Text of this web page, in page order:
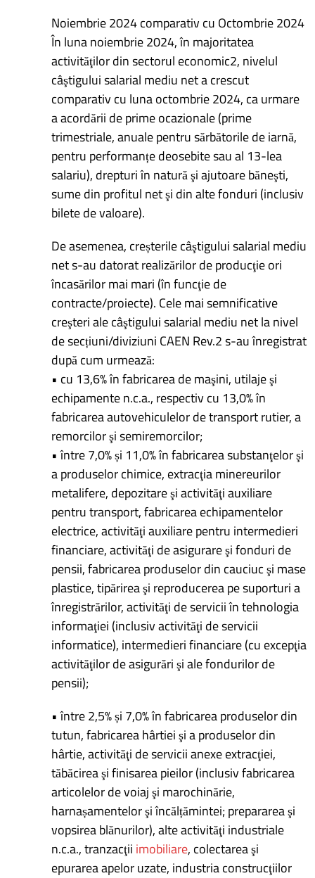
Noiembrie 2024 comparativ cu Octombrie 2024
În luna noiembrie 2024, în majoritatea
activităţilor din sectorul economic2, nivelul
câştigului salarial mediu net a crescut
comparativ cu luna octombrie 2024, ca urmare
a acordării de prime ocazionale (prime
trimestriale, anuale pentru sărbătorile de iarnă,
pentru performanțe deosebite sau al 13-lea
salariu), drepturi în natură şi ajutoare băneşti,
sume din profitul net şi din alte fonduri (inclusiv
bilete de valoare).
De asemenea, creșterile câştigului salarial mediu
net s-au datorat realizărilor de producţie ori
încasărilor mai mari (în funcţie de
contracte/proiecte). Cele mai semnificative
creşteri ale câştigului salarial mediu net la nivel
de secțiuni/diviziuni CAEN Rev.2 s-au înregistrat
după cum urmează:
• cu 13,6% în fabricarea de maşini, utilaje şi
echipamente n.c.a., respectiv cu 13,0% în
fabricarea autovehiculelor de transport rutier, a
remorcilor şi semiremorcilor;
• între 7,0% și 11,0% în fabricarea substanţelor şi
a produselor chimice, extracţia minereurilor
metalifere, depozitare şi activităţi auxiliare
pentru transport, fabricarea echipamentelor
electrice, activităţi auxiliare pentru intermedieri
financiare, activităţi de asigurare şi fonduri de
pensii, fabricarea produselor din cauciuc şi mase
plastice, tipărirea şi reproducerea pe suporturi a
înregistrărilor, activităţi de servicii în tehnologia
informaţiei (inclusiv activităţi de servicii
informatice), intermedieri financiare (cu excepţia
activităţilor de asigurări şi ale fondurilor de
pensii);
• între 2,5% și 7,0% în fabricarea produselor din
tutun, fabricarea hârtiei şi a produselor din
hârtie, activităţi de servicii anexe extracţiei,
tăbăcirea şi finisarea pieilor (inclusiv fabricarea
articolelor de voiaj şi marochinărie,
harnașamentelor şi încălțămintei; prepararea şi
vopsirea blănurilor), alte activităţi industriale
n.c.a., tranzacţii imobiliare, colectarea şi
epurarea apelor uzate, industria construcţiilor